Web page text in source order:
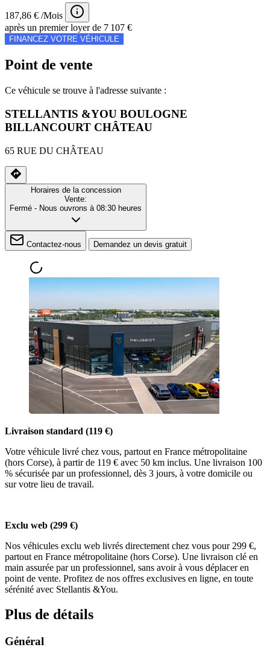
187,86 € /Mois
après un premier loyer de 7 107 €
FINANCEZ VOTRE VÉHICULE
Point de vente
Ce véhicule se trouve à l'adresse suivante :
STELLANTIS &YOU BOULOGNE
BILLANCOURT CHÂTEAU
65 RUE DU CHÂTEAU
Horaires de la concession
Vente:
Fermé - Nous ouvrons à 08:30 heures
Contactez-nous Demandez un devis gratuit
Livraison standard (119 €)
Votre véhicule livré chez vous, partout en France métropolitaine
(hors Corse), à partir de 119 € avec 50 km inclus. Une livraison 100
% sécurisée par un professionnel, dès 3 jours, à votre domicile ou
sur votre lieu de travail.
Exclu web (299 €)
Nos véhicules exclu web livrés directement chez vous pour 299 €,
partout en France métropolitaine (hors Corse). Une livraison clé en
main assurée par un professionnel, sans avoir à vous déplacer en
point de vente. Profitez de nos offres exclusives en ligne, en toute
sérénité avec Stellantis &You.
Plus de détails
Général